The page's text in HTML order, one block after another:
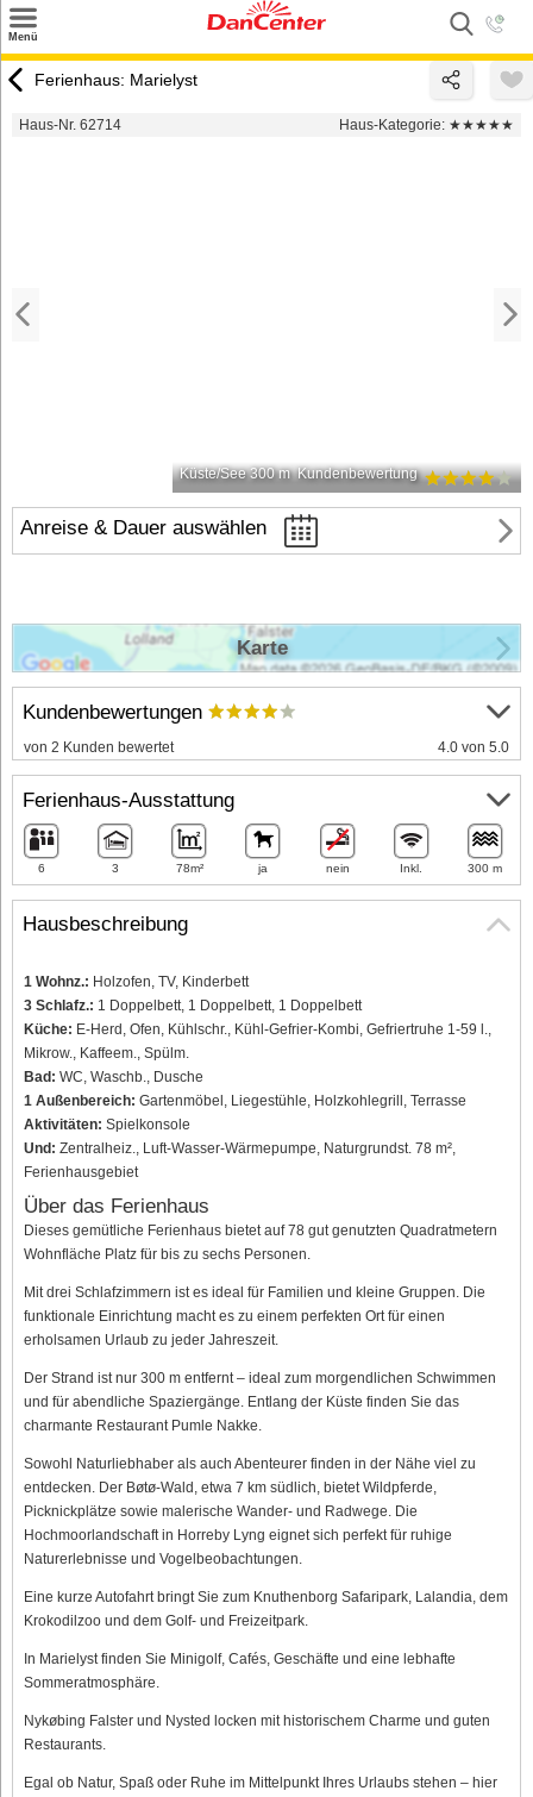
Menü
Urlaubsziele
Ferienhaus: Marielyst
Haus-Nr. 62714 Haus-Kategorie: ★★★★★
Küste/See 300 m Kundenbewertung
Anreise & Dauer auswählen
Hausbeschreibung
1 Wohnz.: Holzofen, TV, Kinderbett
3 Schlafz.: 1 Doppelbett, 1 Doppelbett, 1 Doppelbett
Küche: E-Herd, Ofen, Kühlschr., Kühl-Gefrier-Kombi, Gefriertruhe 1-59 l.,
Mikrow., Kaffeem., Spülm.
Bad: WC, Waschb., Dusche
1 Außenbereich: Gartenmöbel, Liegestühle, Holzkohlegrill, Terrasse
Aktivitäten: Spielkonsole
Und: Zentralheiz., Luft-Wasser-Wärmepumpe, Naturgrundst. 78 m²,
Ferienhausgebiet
Über das Ferienhaus
Dieses gemütliche Ferienhaus bietet auf 78 gut genutzten Quadratmetern
Wohnfläche Platz für bis zu sechs Personen.
Mit drei Schlafzimmern ist es ideal für Familien und kleine Gruppen. Die
funktionale Einrichtung macht es zu einem perfekten Ort für einen
erholsamen Urlaub zu jeder Jahreszeit.
Der Strand ist nur 300 m entfernt – ideal zum morgendlichen Schwimmen
und für abendliche Spaziergänge. Entlang der Küste finden Sie das
charmante Restaurant Pumle Nakke.
Sowohl Naturliebhaber als auch Abenteurer finden in der Nähe viel zu
entdecken. Der Bøtø-Wald, etwa 7 km südlich, bietet Wildpferde,
Picknickplätze sowie malerische Wander- und Radwege. Die
Hochmoorlandschaft in Horreby Lyng eignet sich perfekt für ruhige
Naturerlebnisse und Vogelbeobachtungen.
Eine kurze Autofahrt bringt Sie zum Knuthenborg Safaripark, Lalandia, dem
Krokodilzoo und dem Golf- und Freizeitpark.
In Marielyst finden Sie Minigolf, Cafés, Geschäfte und eine lebhafte
Sommeratmosphäre.
Nykøbing Falster und Nysted locken mit historischem Charme und guten
Restaurants.
Egal ob Natur, Spaß oder Ruhe im Mittelpunkt Ihres Urlaubs stehen – hier
Kundenbewertungen
von 2 Kunden bewertet 4.0 von 5.0
Ferienhaus-Ausstattung
6 3 78m² ja nein Inkl. 300 m
Karte